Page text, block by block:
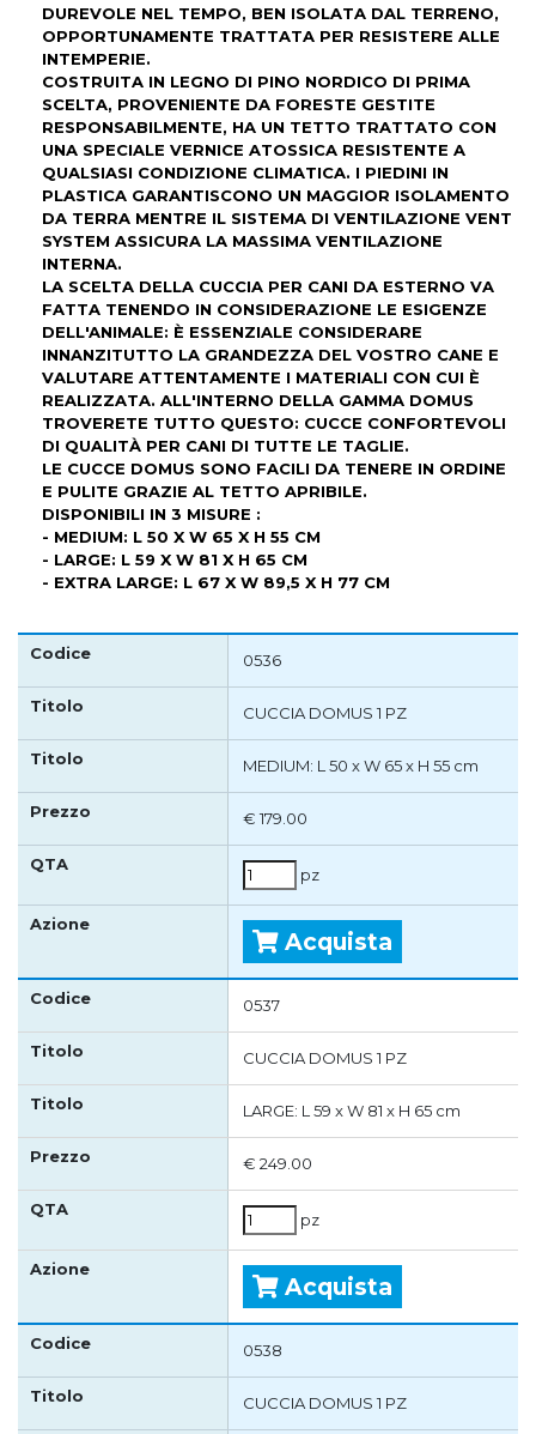
DUREVOLE NEL TEMPO, BEN ISOLATA DAL TERRENO,
OPPORTUNAMENTE TRATTATA PER RESISTERE ALLE
INTEMPERIE.
COSTRUITA IN LEGNO DI PINO NORDICO DI PRIMA
SCELTA, PROVENIENTE DA FORESTE GESTITE
RESPONSABILMENTE, HA UN TETTO TRATTATO CON
UNA SPECIALE VERNICE ATOSSICA RESISTENTE A
QUALSIASI CONDIZIONE CLIMATICA. I PIEDINI IN
PLASTICA GARANTISCONO UN MAGGIOR ISOLAMENTO
DA TERRA MENTRE IL SISTEMA DI VENTILAZIONE VENT
SYSTEM ASSICURA LA MASSIMA VENTILAZIONE
INTERNA.
LA SCELTA DELLA CUCCIA PER CANI DA ESTERNO VA
FATTA TENENDO IN CONSIDERAZIONE LE ESIGENZE
DELL'ANIMALE: È ESSENZIALE CONSIDERARE
INNANZITUTTO LA GRANDEZZA DEL VOSTRO CANE E
VALUTARE ATTENTAMENTE I MATERIALI CON CUI È
REALIZZATA. ALL'INTERNO DELLA GAMMA DOMUS
TROVERETE TUTTO QUESTO: CUCCE CONFORTEVOLI
DI QUALITÀ PER CANI DI TUTTE LE TAGLIE.
LE CUCCE DOMUS SONO FACILI DA TENERE IN ORDINE
E PULITE GRAZIE AL TETTO APRIBILE.
DISPONIBILI IN 3 MISURE :
- MEDIUM: L 50 X W 65 X H 55 CM
- LARGE: L 59 X W 81 X H 65 CM
- EXTRA LARGE: L 67 X W 89,5 X H 77 CM
0536
CUCCIA DOMUS 1 PZ
MEDIUM: L 50 x W 65 x H 55 cm
€ 179.00
pz
Acquista
0537
CUCCIA DOMUS 1 PZ
LARGE: L 59 x W 81 x H 65 cm
€ 249.00
pz
Acquista
0538
CUCCIA DOMUS 1 PZ